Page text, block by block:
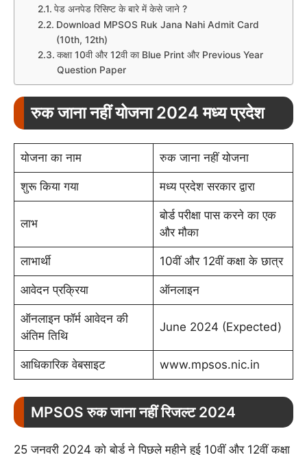
पेड अनपेड रिसिप्ट के बारे में केसे जाने ?
Download MPSOS Ruk Jana Nahi Admit Card
(10th, 12th)
कक्षा 10वी और 12वी का Blue Print और Previous Year
Question Paper
रुक जाना नहीं योजना 2024 मध्य प्रदेश
योजना का नाम रुक जाना नहीं योजना
शुरू किया गया मध्य प्रदेश सरकार द्वारा
लाभ
बोर्ड परीक्षा पास करने का एक
और मौका
लाभार्थी 10वीं और 12वीं कक्षा के छात्र
आवेदन प्रक्रिया ऑनलाइन
ऑनलाइन फॉर्म आवेदन की
अंतिम तिथि
June 2024 (Expected)
आधिकारिक वेबसाइट www.mpsos.nic.in
MPSOS रुक जाना नहीं रिजल्ट 2024
25 जनवरी 2024 को बोर्ड ने पिछले महीने हुई 10वीं और 12वीं कक्षा